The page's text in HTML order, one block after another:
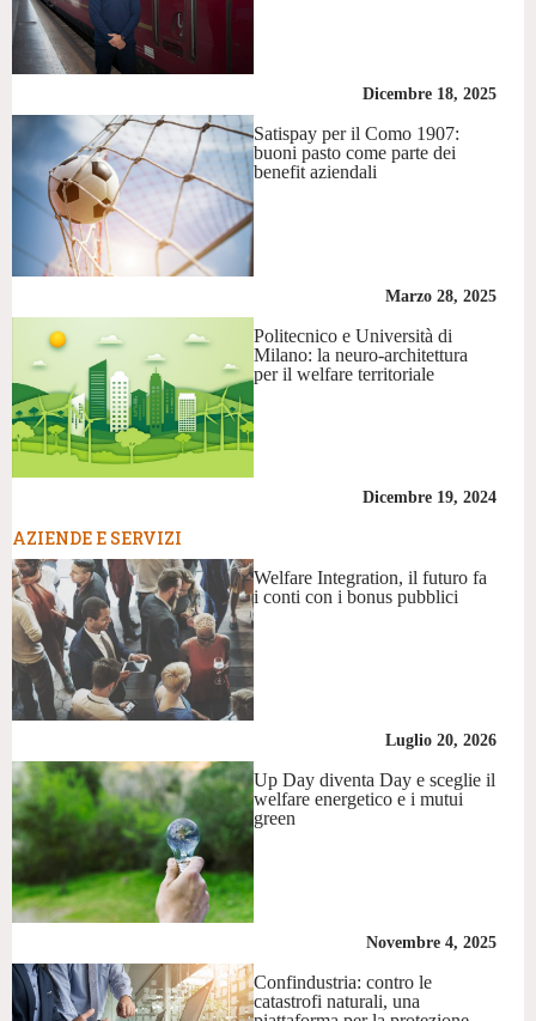
Dicembre 18, 2025
Satispay per il Como 1907:
buoni pasto come parte dei
benefit aziendali
Marzo 28, 2025
Politecnico e Università di
Milano: la neuro-architettura
per il welfare territoriale
Dicembre 19, 2024
AZIENDE E SERVIZI
Welfare Integration, il futuro fa
i conti con i bonus pubblici
Luglio 20, 2026
Up Day diventa Day e sceglie il
welfare energetico e i mutui
green
Novembre 4, 2025
Confindustria: contro le
catastrofi naturali, una